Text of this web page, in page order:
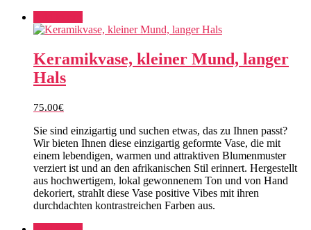
Keramikvase, kleiner Mund, langer
Hals
75.00€
Sie sind einzigartig und suchen etwas, das zu Ihnen passt?
Wir bieten Ihnen diese einzigartig geformte Vase, die mit
einem lebendigen, warmen und attraktiven Blumenmuster
verziert ist und an den afrikanischen Stil erinnert. Hergestellt
aus hochwertigem, lokal gewonnenem Ton und von Hand
dekoriert, strahlt diese Vase positive Vibes mit ihren
durchdachten kontrastreichen Farben aus.